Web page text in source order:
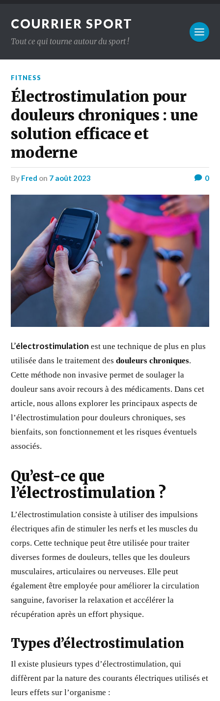
COURRIER SPORT
Tout ce qui tourne autour du sport !
FITNESS
Électrostimulation pour
douleurs chroniques : une
solution efficace et
moderne
by Fred on 7 août 2023 0
L’électrostimulation est une technique de plus en plus
utilisée dans le traitement desdouleurs chroniques.
Cette méthode non invasive permet de soulager la
douleur sans avoir recours à des médicaments. Dans cet
article, nous allons explorer les principaux aspects de
l’électrostimulation pour douleurs chroniques, ses
bienfaits, son fonctionnement et les risques éventuels
associés.
Qu’est-ce que
l’électrostimulation ?
L’électrostimulation consiste à utiliser des impulsions
électriques afin de stimuler les nerfs et les muscles du
corps. Cette technique peut être utilisée pour traiter
diverses formes de douleurs, telles que les douleurs
musculaires, articulaires ou nerveuses. Elle peut
également être employée pour améliorer la circulation
sanguine, favoriser la relaxation et accélérer la
récupération après un effort physique.
Types d’électrostimulation
Il existe plusieurs types d’électrostimulation, qui
diffèrent par la nature des courants électriques utilisés et
leurs effets sur l’organisme :